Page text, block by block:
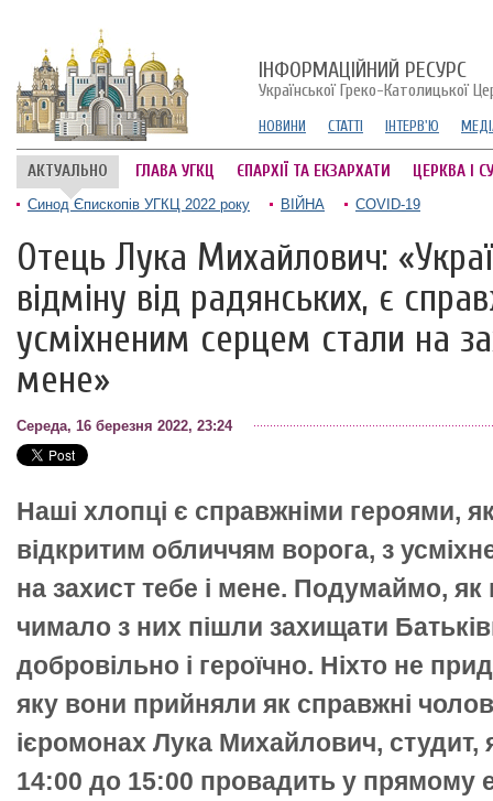
ІНФОРМАЦІЙНИЙ РЕСУРС
Української Греко-Католицької
НОВИНИ СТАТТІ ІНТЕРВ'Ю
АКТУАЛЬНО ГЛАВА УГКЦ ЄПАРХІЇ ТА ЕКЗАРХАТИ ЦЕРКВА І
Синод Єпископів УГКЦ 2022 року ВІЙНА COVID-19
Отець Лука Михайлович:
відміну від радянських, є
усміхненим серцем стали на
мене»
Середа, 16 березня 2022, 23:24
Наші хлопці є справжніми героями,
відкритим обличчям ворога, з
на захист тебе і мене. Подумаймо,
чимало з них пішли захищати
добровільно і героїчно. Ніхто не
яку вони прийняли як справжні
ієромонах Лука Михайлович, студит,
14:00 до 15:00 провадить у прямому